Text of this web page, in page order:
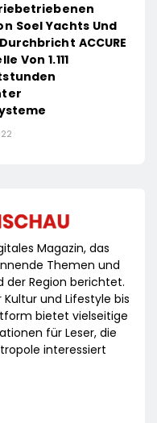
Soel Yachts Und
ACCURE
Von 1.111
Magazin, das
Themen und
der Region berichtet.
und Lifestyle bis
bietet vielseitige
für Leser, die
interessiert